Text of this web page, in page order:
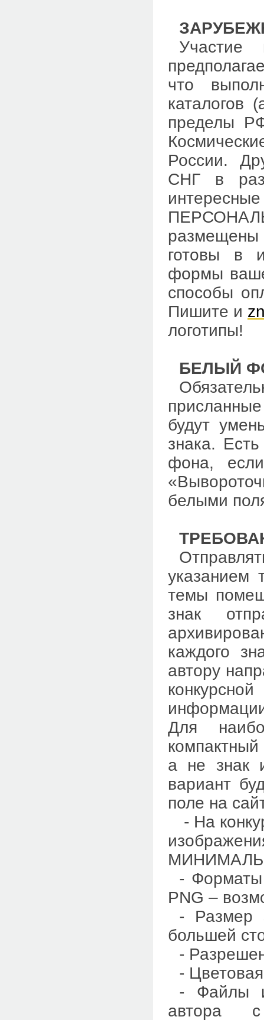
Участие
что
каталогов
пределы
России.
СНГ в
готовы в
формы
способы
Пишите и
логотипы!
БЕЛЫЙ
будут
знака.
фона,
белыми
темы
знак
каждого
автору
Для
а не знак
вариант
поле на
- На
- Форматы
PNG –
-
большей
-
-
- Файлы
автора